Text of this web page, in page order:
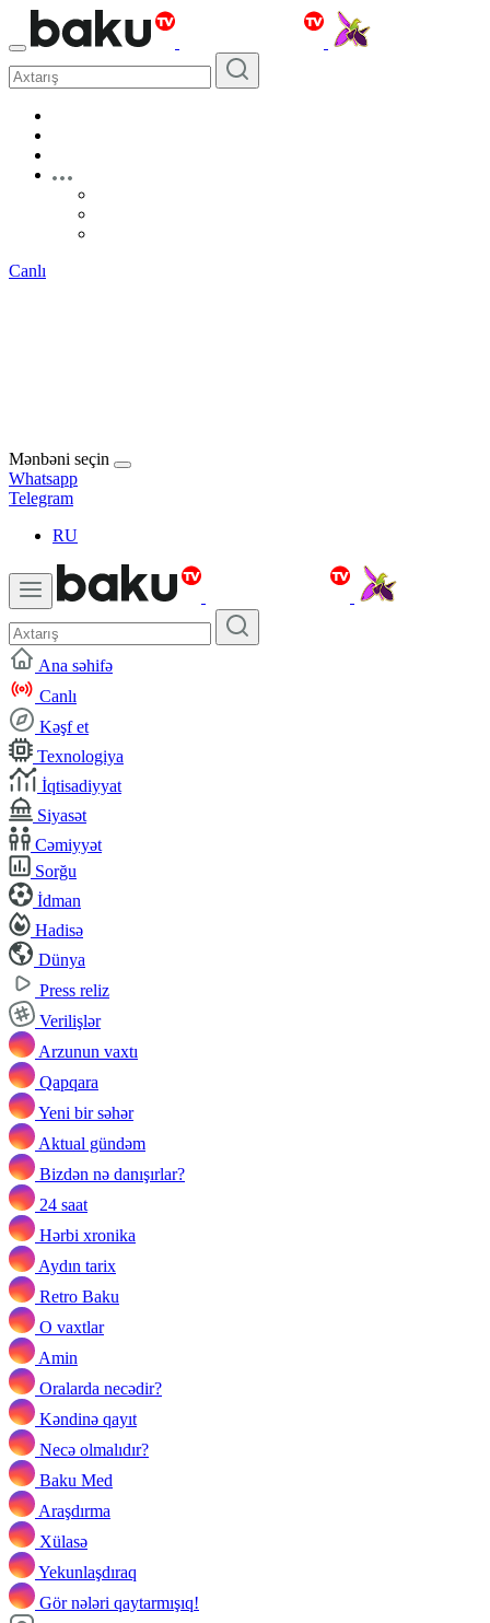
Canlı
Mənbəni seçin
Whatsapp
Telegram
RU
Ana səhifə
Canlı
Kəşf et
Texnologiya
İqtisadiyyat
Siyasət
Cəmiyyət
Sorğu
İdman
Hadisə
Dünya
Press reliz
Verilişlər
Arzunun vaxtı
Qapqara
Yeni bir səhər
Aktual gündəm
Bizdən nə danışırlar?
24 saat
Hərbi xronika
Aydın tarix
Retro Baku
O vaxtlar
Amin
Oralarda necədir?
Kəndinə qayıt
Necə olmalıdır?
Baku Med
Araşdırma
Xülasə
Yekunlaşdıraq
Gör nələri qaytarmışıq!